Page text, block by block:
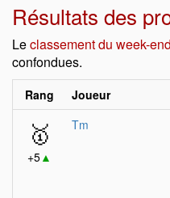
Résultats des
Leclassement du week-end
confondues.
Rang Joueur
🥇
+5▲
Tm